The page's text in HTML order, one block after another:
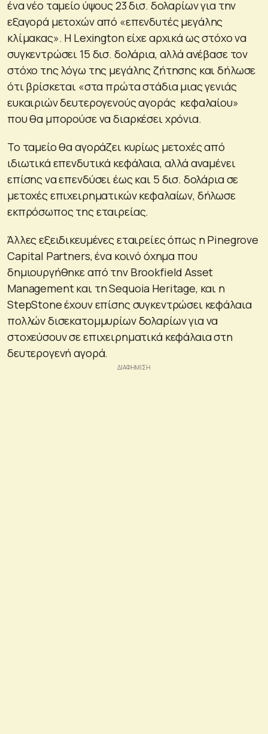
ένα νέο ταμείο ύψους 23 δισ. δολαρίων για την
εξαγορά μετοχών από «επενδυτές μεγάλης
κλίμακας». Η Lexington είχε αρχικά ως στόχο να
συγκεντρώσει 15 δισ. δολάρια, αλλά ανέβασε τον
στόχο της λόγω της μεγάλης ζήτησης και δήλωσε
ότι βρίσκεται «στα πρώτα στάδια μιας γενιάς
ευκαιριών δευτερογενούς αγοράς κεφαλαίου»
που θα μπορούσε να διαρκέσει χρόνια.
Το ταμείο θα αγοράζει κυρίως μετοχές από
ιδιωτικά επενδυτικά κεφάλαια, αλλά αναμένει
επίσης να επενδύσει έως και 5 δισ. δολάρια σε
μετοχές επιχειρηματικών κεφαλαίων, δήλωσε
εκπρόσωπος της εταιρείας.
Άλλες εξειδικευμένες εταιρείες όπως η Pinegrove
Capital Partners, ένα κοινό όχημα που
δημιουργήθηκε από την Brookfield Asset
Management και τη Sequoia Heritage, και η
StepStone έχουν επίσης συγκεντρώσει κεφάλαια
πολλών δισεκατομμυρίων δολαρίων για να
στοχεύσουν σε επιχειρηματικά κεφάλαια στη
δευτερογενή αγορά.